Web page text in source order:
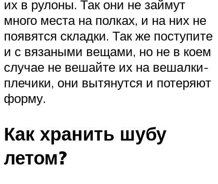
их в рулоны. Так они не займут
много места на полках, и на них не
появятся складки. Так же поступите
и с вязаными вещами, но не в коем
случае не вешайте их на вешалки-
плечики, они вытянутся и потеряют
форму.
Как хранить шубу
летом?